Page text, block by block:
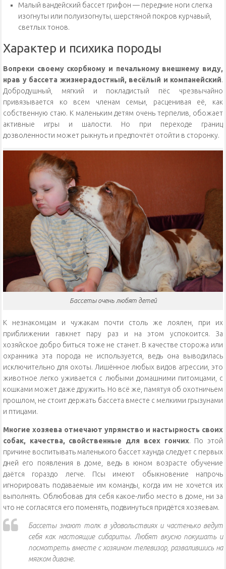
Малый вандейский бассет грифон — передние ноги слегка
изогнуты или полуизогнуты, шерстяной покров курчавый,
светлых тонов.
Характер и психика породы
Вопреки своему скорбному и печальному внешнему виду,
нрав у бассета жизнерадостный, весёлый и компанейский.
Добродушный, мягкий и покладистый пёс чрезвычайно
привязывается ко всем членам семьи, расценивая её, как
собственную стаю. К маленьким детям очень терпелив, обожает
активные игры и шалости. Но при переходе границ
дозволенности может рыкнуть и предпочтёт отойти в сторонку.
Бассеты очень любят детей
К незнакомцам и чужакам почти столь же лоялен, при их
приближении гавкнет пару раз и на этом успокоится. За
хозяйское добро биться тоже не станет. В качестве сторожа или
охранника эта порода не используется, ведь она выводилась
исключительно для охоты. Лишённое любых видов агрессии, это
животное легко уживается с любыми домашними питомцами, с
кошками может даже дружить. Но всё же, памятуя об охотничьем
прошлом, не стоит держать бассета вместе с мелкими грызунами
и птицами.
Многие хозяева отмечают упрямство и настырность своих
собак, качества, свойственные для всех гончих. По этой
причине воспитывать маленького бассет хаунда следует с первых
дней его появления в доме, ведь в юном возрасте обучение
даётся гораздо легче. Псы имеют обыкновение напрочь
игнорировать подаваемые им команды, когда им не хочется их
выполнять. Облюбовав для себя какое-либо место в доме, ни за
что не согласятся его поменять, подвинуться придётся хозяевам.
Бассеты знают толк в удовольствиях и частенько ведут
себя как настоящие сибариты. Любят вкусно покушать и
посмотреть вместе с хозяином телевизор, развалившись на
мягком диване.